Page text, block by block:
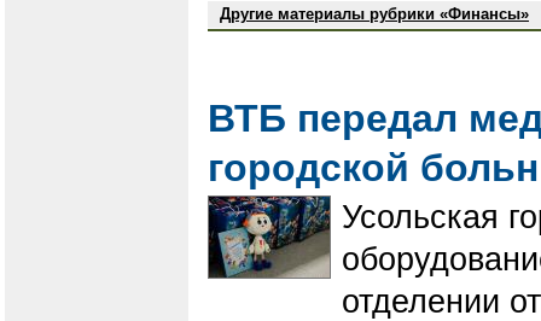
Другие материалы рубрики «Финансы»
ВТБ передал
городской
Усольская
отделении